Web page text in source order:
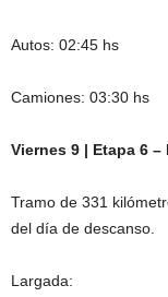
Autos: 02:45 hs
Camiones: 03:30 hs
Viernes 9 | Etapa 6 –
Tramo de 331
del día de descanso.
Largada: